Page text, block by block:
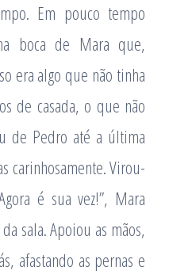
Em pouco tempo
boca de Mara que,
era algo que não tinha
de casada, o que não
de Pedro até a última
carinhosamente. Virou-
é sua vez!”, Mara
sala. Apoiou as mãos,
afastando as pernas e